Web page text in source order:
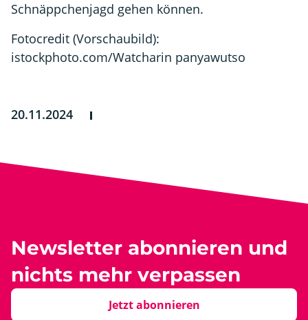
Schnäppchenjagd gehen können.
Fotocredit (Vorschaubild):
istockphoto.com/Watcharin panyawutso
20.11.2024
Newsletter abonnieren und
nichts mehr verpassen
Jetzt abonnieren